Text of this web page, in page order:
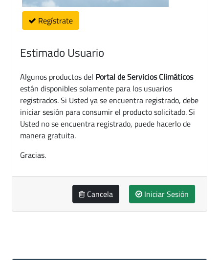
Regístrate
Estimado Usuario
Algunos productos del Portal de Servicios Climáticos
están disponibles solamente para los usuarios
registrados. Si Usted ya se encuentra registrado, debe
iniciar sesión para consumir el producto solicitado. Si
Usted no se encuentra registrado, puede hacerlo de
manera gratuita.
Gracias.
Cancela Iniciar Sesión